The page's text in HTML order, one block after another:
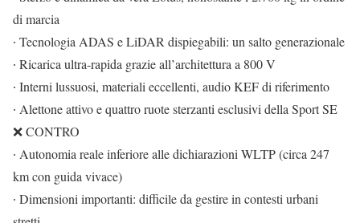
di marcia
∙ Tecnologia ADAS e LiDAR dispiegabili: un salto generazionale
∙ Ricarica ultra-rapida grazie all’architettura a 800 V
∙ Interni lussuosi, materiali eccellenti, audio KEF di riferimento
∙ Alettone attivo e quattro ruote sterzanti esclusivi della Sport SE
❌ CONTRO
∙ Autonomia reale inferiore alle dichiarazioni WLTP (circa 247
km con guida vivace)
∙ Dimensioni importanti: difficile da gestire in contesti urbani